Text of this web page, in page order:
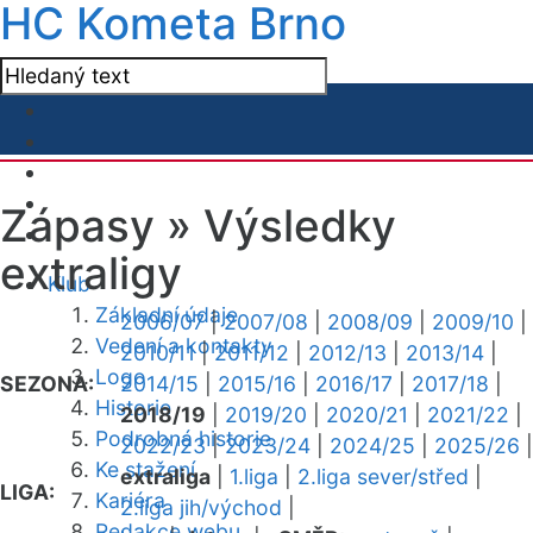
HC Kometa Brno
Klub
Základní údaje
Vedení a kontakty
Logo
Historie
Podrobná historie
Ke stažení
Kariéra
Zápasy » Výsledky
extraligy
SEZONA:
2006/07|2007/08 2008/09 2009/10
2010/11|2011/12 2012/13 2013/14
2014/15
2015/16 2016/17 2017/18
2018/19
2019/20 2020/21 2021/22
2022/23|2023/24 2024/25 2025/26
LIGA:
extraliga 1.liga 2.liga sever/střed
2.liga jih/východ